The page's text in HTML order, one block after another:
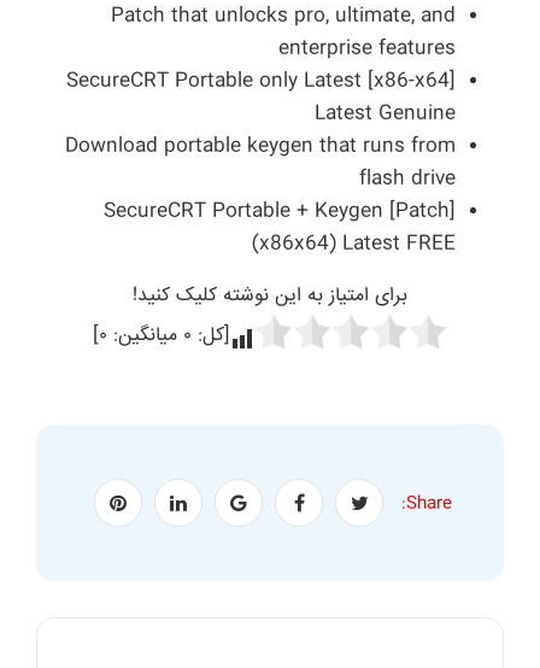
Patch that unlocks pro, ultimate, and
enterprise features
SecureCRT Portable only Latest [x86-x64]
Latest Genuine
Download portable keygen that runs from
flash drive
SecureCRT Portable + Keygen [Patch]
(x86x64) Latest FREE
برای امتیاز به این نوشته کلیک کنید!
[کل: ۰ میانگین: ۰]
Share: